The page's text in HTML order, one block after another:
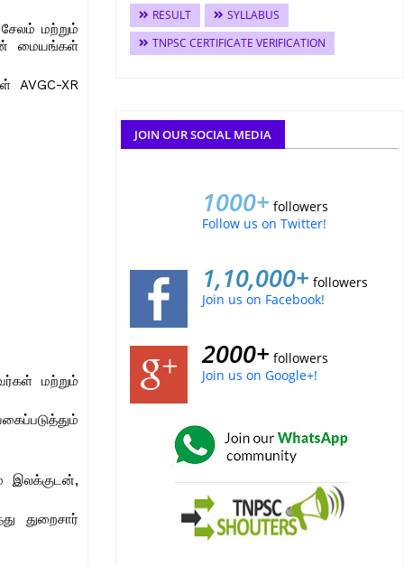
மற்றும்
மையங்கள்
AVGC-XR
மற்றும்
இலக்குடன்,
துறைசார்
RESULT
SYLLABUS
TNPSC CERTIFICATE VERIFICATION
JOIN OUR SOCIAL MEDIA
1000+ followers
Follow us on Twitter!
1,10,000+ followers
Join us on Facebook!
2000+ followers
Join us on Google+!